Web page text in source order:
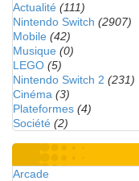
Actualité (111)
Nintendo Switch (2907)
Mobile (42)
Musique (0)
LEGO (5)
Nintendo Switch 2 (231)
Cinéma (3)
Plateformes (4)
Société (2)
Arcade